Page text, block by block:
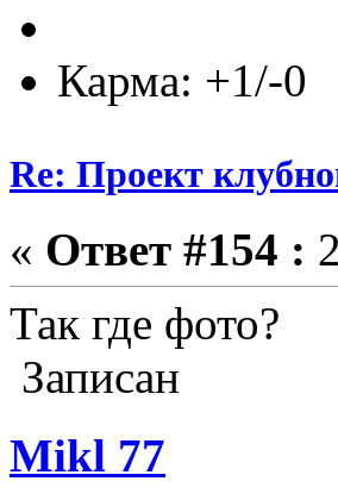
Карма: +1/-0
Re: Проект
« Ответ #154 :
Так где фото?
Записан
Mikl 77